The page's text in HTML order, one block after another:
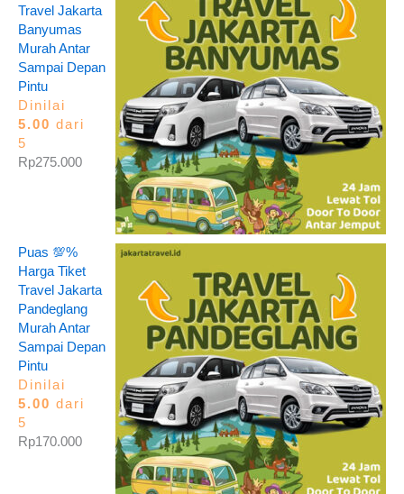
Travel Jakarta
Banyumas
Murah Antar
Sampai Depan
Pintu
Dinilai
5.00 dari
5
Rp275.000
Puas 💯%
Harga Tiket
Travel Jakarta
Pandeglang
Murah Antar
Sampai Depan
Pintu
Dinilai
5.00 dari
5
Rp170.000